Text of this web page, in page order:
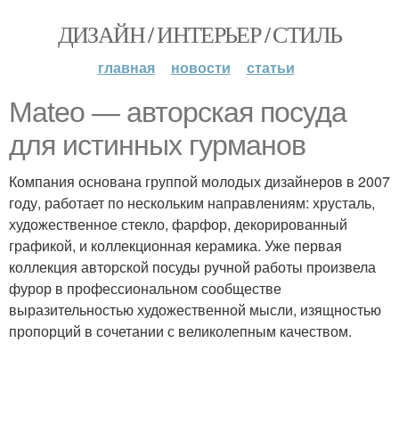
ДИЗАЙН / ИНТЕРЬЕР / СТИЛЬ
главная новости статьи
Mateo — авторская посуда
для истинных гурманов
Компания основана группой молодых дизайнеров в 2007
году, работает по нескольким направлениям: хрусталь,
художественное стекло, фарфор, декорированный
графикой, и коллекционная керамика. Уже первая
коллекция авторской посуды ручной работы произвела
фурор в профессиональном сообществе
выразительностью художественной мысли, изящностью
пропорций в сочетании с великолепным качеством.